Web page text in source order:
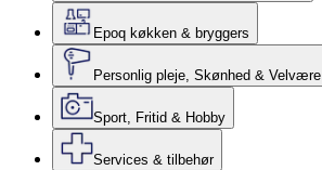
Epoq køkken & bryggers
Personlig pleje, Skønhed & Velvære
Sport, Fritid & Hobby
Services & tilbehør